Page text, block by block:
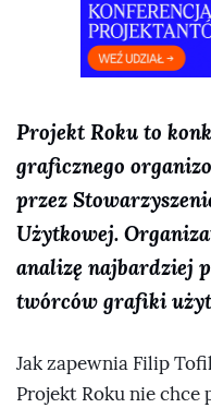
Projekt Roku to
graficznego
przez
Użytkowej.
analizę najbardziej
twórców grafiki
Jak zapewnia Filip
Projekt Roku nie chce